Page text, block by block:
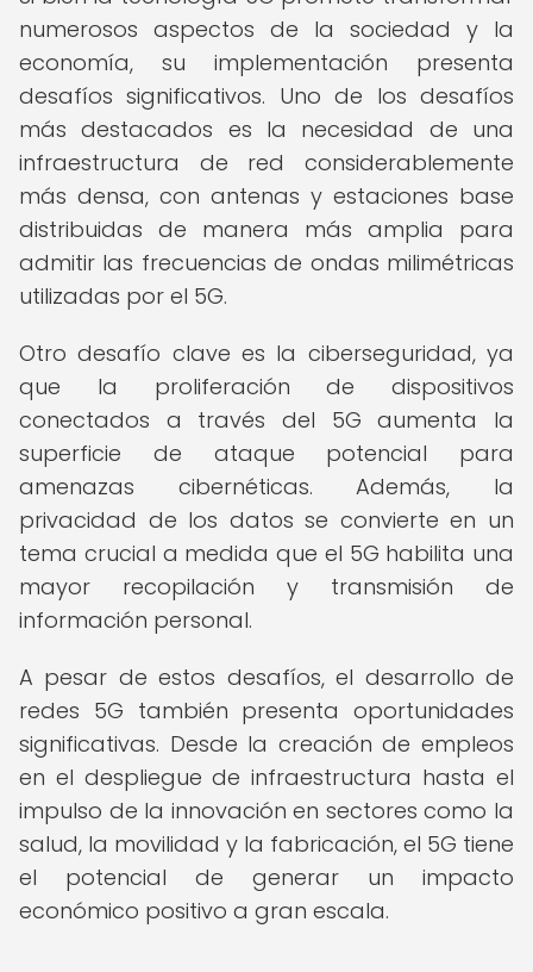
numerosos aspectos de la sociedad y la
economía, su implementación presenta
desafíos significativos. Uno de los desafíos
más destacados es la necesidad de una
infraestructura de red considerablemente
más densa, con antenas y estaciones base
distribuidas de manera más amplia para
admitir las frecuencias de ondas milimétricas
utilizadas por el 5G.
Otro desafío clave es la ciberseguridad, ya
que la proliferación de dispositivos
conectados a través del 5G aumenta la
superficie de ataque potencial para
amenazas cibernéticas. Además, la
privacidad de los datos se convierte en un
tema crucial a medida que el 5G habilita una
mayor recopilación y transmisión de
información personal.
A pesar de estos desafíos, el desarrollo de
redes 5G también presenta oportunidades
significativas. Desde la creación de empleos
en el despliegue de infraestructura hasta el
impulso de la innovación en sectores como la
salud, la movilidad y la fabricación, el 5G tiene
el potencial de generar un impacto
económico positivo a gran escala.